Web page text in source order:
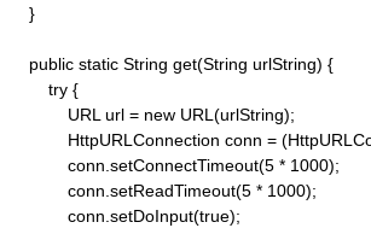
    }
    public static String get(String urlString) {
        try {
            URL url = new URL(urlString);
HttpURLConnection conn =
            conn.setConnectTimeout(5 * 1000);
            conn.setReadTimeout(5 * 1000);
            conn.setDoInput(true);